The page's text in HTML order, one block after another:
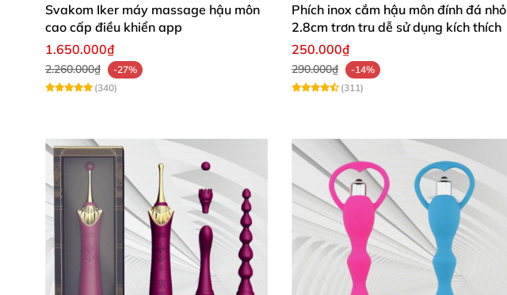
Svakom Iker máy massage hậu môn
cao cấp điều khiển app
1.650.000₫
2.260.000₫
-27%
(340)
Phích inox cắm hậu môn đính đá nhỏ
2.8cm trơn tru dễ sử dụng kích thích
250.000₫
290.000₫
-14%
(311)